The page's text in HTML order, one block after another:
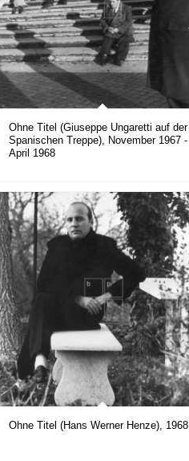
Ohne Titel (Giuseppe Ungaretti auf der
Spanischen Treppe), November 1967 -
April 1968
Ohne Titel (Hans Werner Henze), 1968